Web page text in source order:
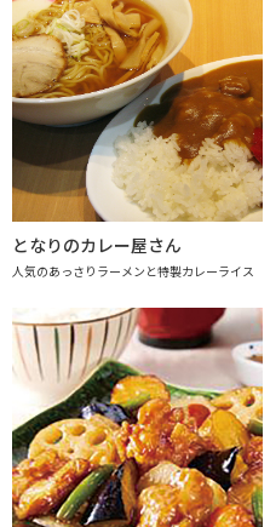
となりのカレー屋さん
人気のあっさりラーメンと特製カレーライス